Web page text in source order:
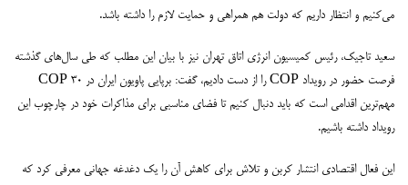
می‌کنیم و انتظار داریم که دولت هم همراهی و حمایت لازم را داشته باشد.
سعید تاجیک، رئیس کمیسیون انرژی اتاق تهران نیز با بیان این مطلب که طی سال‌های گذشته
فرصت حضور در رویداد COP را از دست دادیم، گفت: برپایی پاویون ایران در COP 30
مهم‌ترین اقدامی است که باید دنبال کنیم تا فضای مناسبی برای مذاکرات خود در چارچوب این
رویداد داشته باشیم.
این فعال اقتصادی انتشار کربن و تلاش برای کاهش آن را یک دغدغه جهانی معرفی کرد که